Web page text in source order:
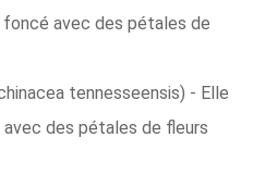
avec des pétales de
tennesseensis) - Elle
des pétales de fleurs